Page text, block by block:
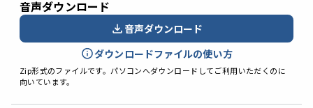
音声ダウンロード
音声ダウンロード
ダウンロードファイルの使い方
Zip形式のファイルです。パソコンへダウンロードしてご利用いただくのに
向いています。